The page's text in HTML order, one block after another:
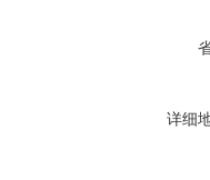
详细